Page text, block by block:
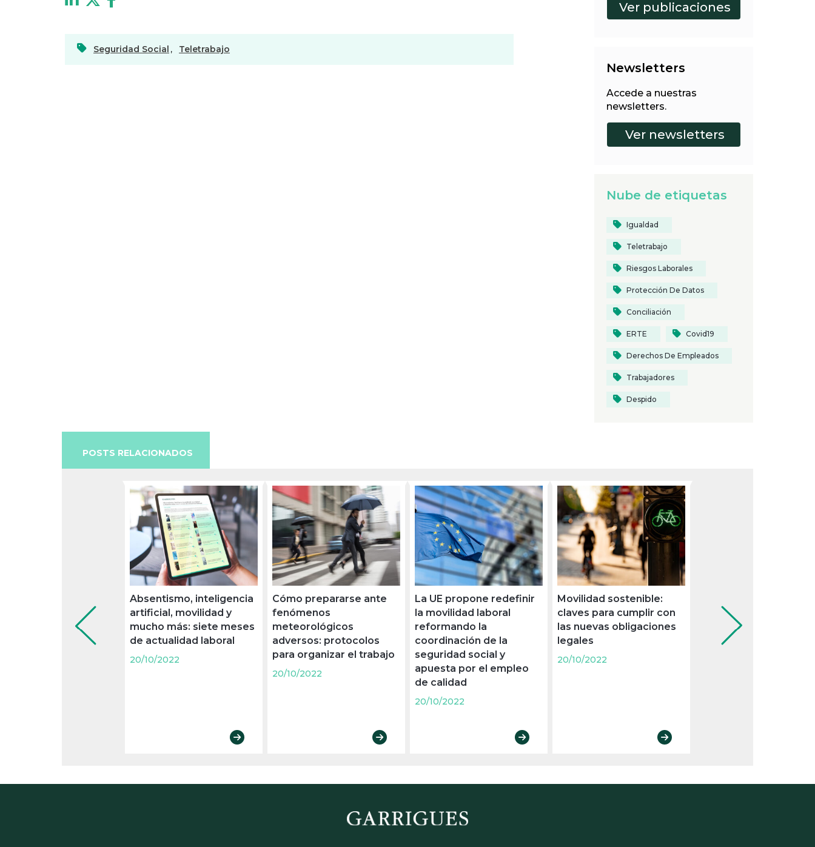
Seguridad Social , Teletrabajo
Newsletters
Accede a nuestras
newsletters.
Nube de etiquetas
Igualdad
Teletrabajo
Riesgos Laborales
Protección De Datos
Conciliación
ERTE Covid19
Derechos De Empleados
Trabajadores
Despido
POSTS RELACIONADOS
Absentismo, inteligencia
artificial, movilidad y
mucho más: siete meses
de actualidad laboral
20/10/2022
Cómo prepararse ante
fenómenos
meteorológicos
adversos: protocolos
para organizar el trabajo
20/10/2022
La UE propone redefinir
la movilidad laboral
reformando la
coordinación de la
seguridad social y
apuesta por el empleo
de calidad
20/10/2022
Movilidad sostenible:
claves para cumplir con
las nuevas obligaciones
legales
20/10/2022
drogas en el trabajo: la
herramienta que
proteger a los